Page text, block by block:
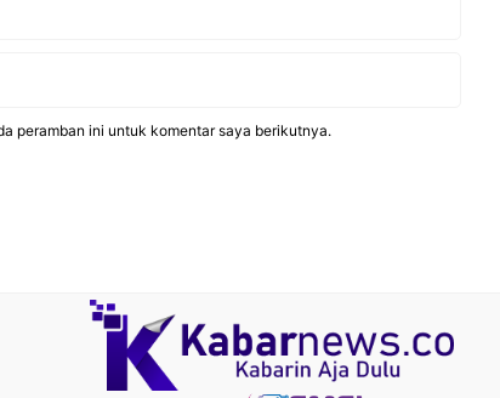
peramban ini untuk komentar saya berikutnya.